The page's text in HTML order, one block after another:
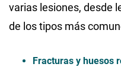
varias lesiones, desde
de los tipos más
Fracturas y huesos